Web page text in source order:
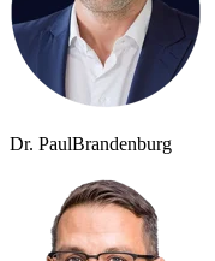
Dr. PaulBrandenburg